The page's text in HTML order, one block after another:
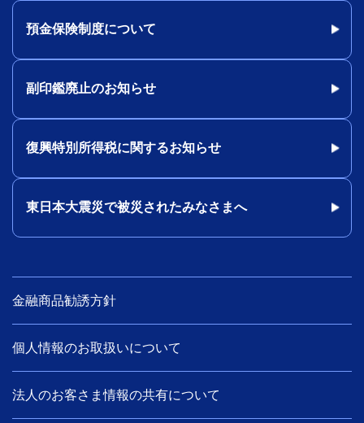
預金保険制度について
副印鑑廃止のお知らせ
復興特別所得税に関するお知らせ
東日本大震災で被災されたみなさまへ
金融商品勧誘方針
個人情報のお取扱いについて
法人のお客さま情報の共有について